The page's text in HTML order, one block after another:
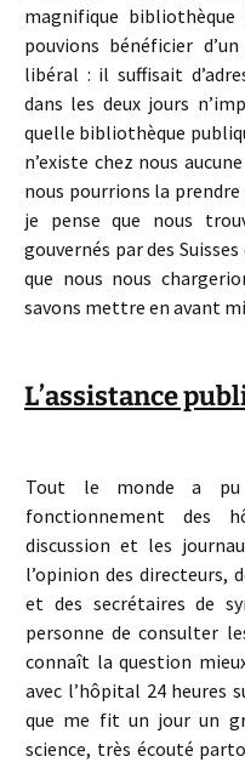
magnifique
pouvions bénéficier
libéral : il suffisait
dans les deux jours
quelle bibliothèque
n’existe chez nous
nous pourrions la
je pense que nous
gouvernés par des
que nous nous
savons mettre en avant
L’assistance
Tout le monde a
fonctionnement des
discussion et les
l’opinion des directeurs,
et des secrétaires de
personne de consulter
connaît la question
avec l’hôpital 24 heures
que me fit un jour un
science, très écouté